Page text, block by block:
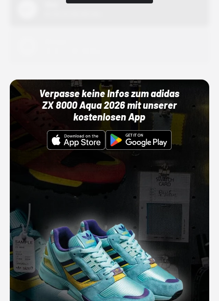
Verpasse keine Infos zum adidas
ZX 8000 Aqua 2026 mit unserer
kostenlosen App